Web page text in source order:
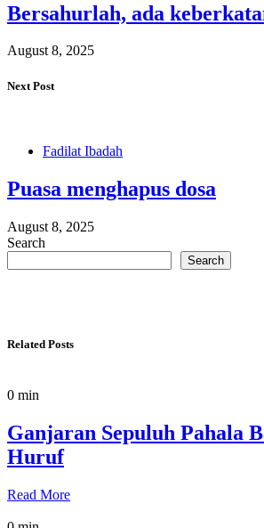
Bersahurlah, ada
August 8, 2025
Next Post
Fadilat Ibadah
Puasa menghapus dosa
August 8, 2025
Search
Search
Related Posts
0 min
Ganjaran Sepuluh Pahala
Huruf
Read More